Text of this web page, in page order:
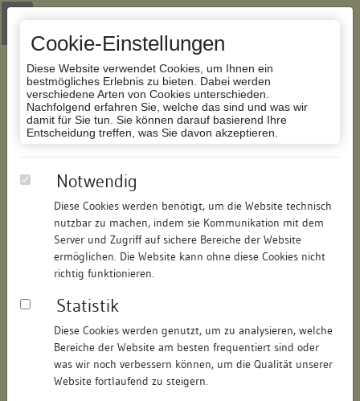
Cookie-Einstellungen
Diese Website verwendet Cookies, um Ihnen ein
bestmögliches Erlebnis zu bieten. Dabei werden
verschiedene Arten von Cookies unterschieden.
Nachfolgend erfahren Sie, welche das sind und was wir
damit für Sie tun. Sie können darauf basierend Ihre
Entscheidung treffen, was Sie davon akzeptieren.
Notwendig
Diese Cookies werden benötigt, um die Website technisch
nutzbar zu machen, indem sie Kommunikation mit dem
Server und Zugriff auf sichere Bereiche der Website
ermöglichen. Die Website kann ohne diese Cookies nicht
richtig funktionieren.
Statistik
Diese Cookies werden genutzt, um zu analysieren, welche
Bereiche der Website am besten frequentiert sind oder
was wir noch verbessern können, um die Qualität unserer
Website fortlaufend zu steigern.
Zur Navigation springen
Zum Inhalt der Website springen
Datenbank Bauforschung/Restaurierung
197348038212/Datum:04.05.2016
Datenbestand:
Bauforschung und Restaurierung
Als PDF herunterladen:
Objektdaten
Straße: Mühlgasse
Hausnummer: 4a